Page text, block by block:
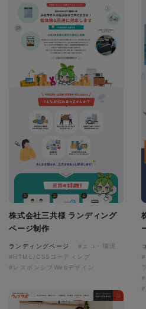
株式会社三共様 ランディング
ページ制作
ランディングページ
#エコ・環境
#HTML/CSSコーディング
#レスポンシブWebデザイン
#
ラ
#